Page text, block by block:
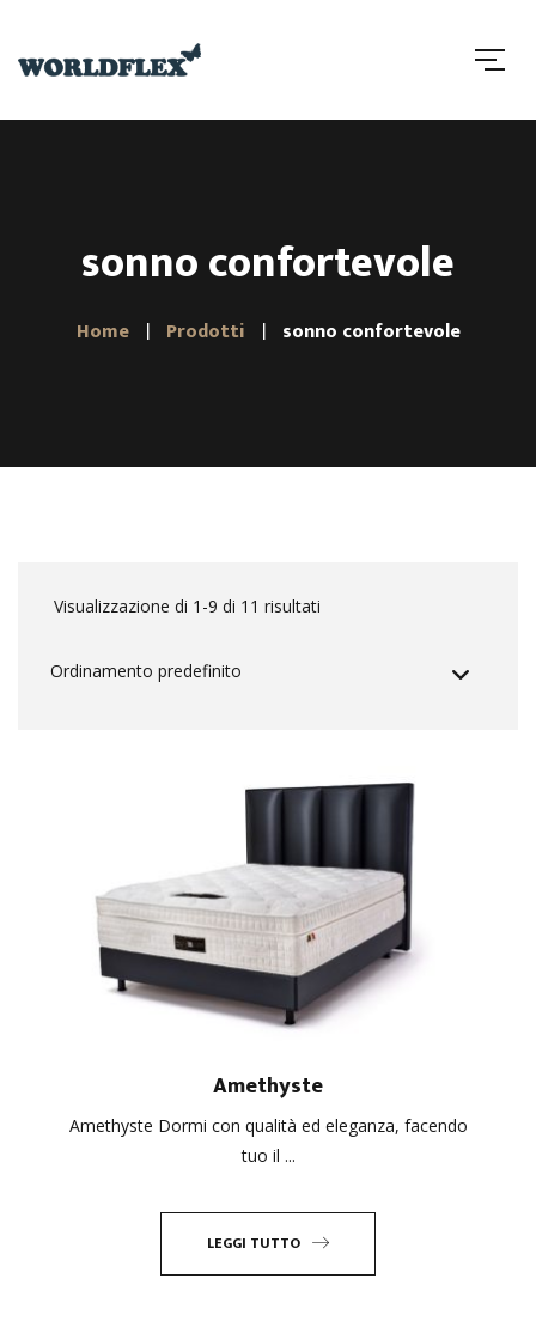
sonno confortevole
Home Prodotti sonno confortevole
Visualizzazione di 1-9 di 11 risultati
Amethyste
Amethyste Dormi con qualità ed eleganza, facendo
tuo il ...
LEGGI TUTTO